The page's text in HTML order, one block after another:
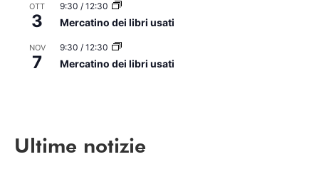
OTT
3
9:30 / 12:30
Mercatino dei libri usati
NOV
7
9:30 / 12:30
Mercatino dei libri usati
Ultime notizie